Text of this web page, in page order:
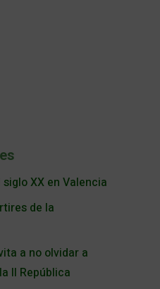
XX en Valencia
de la
a no olvidar a
II República